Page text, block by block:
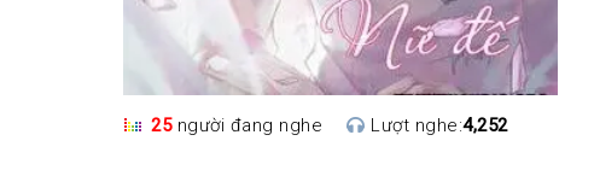
25người đang nghe Lượt nghe:4,252